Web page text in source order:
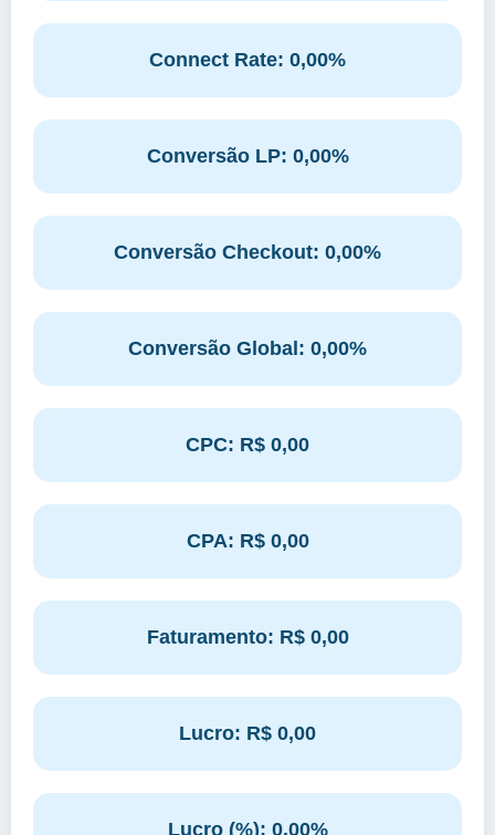
Connect Rate: 0,00%
Conversão LP: 0,00%
Conversão Checkout: 0,00%
Conversão Global: 0,00%
CPC: R$ 0,00
CPA: R$ 0,00
Faturamento: R$ 0,00
Lucro: R$ 0,00
Lucro (%): 0,00%